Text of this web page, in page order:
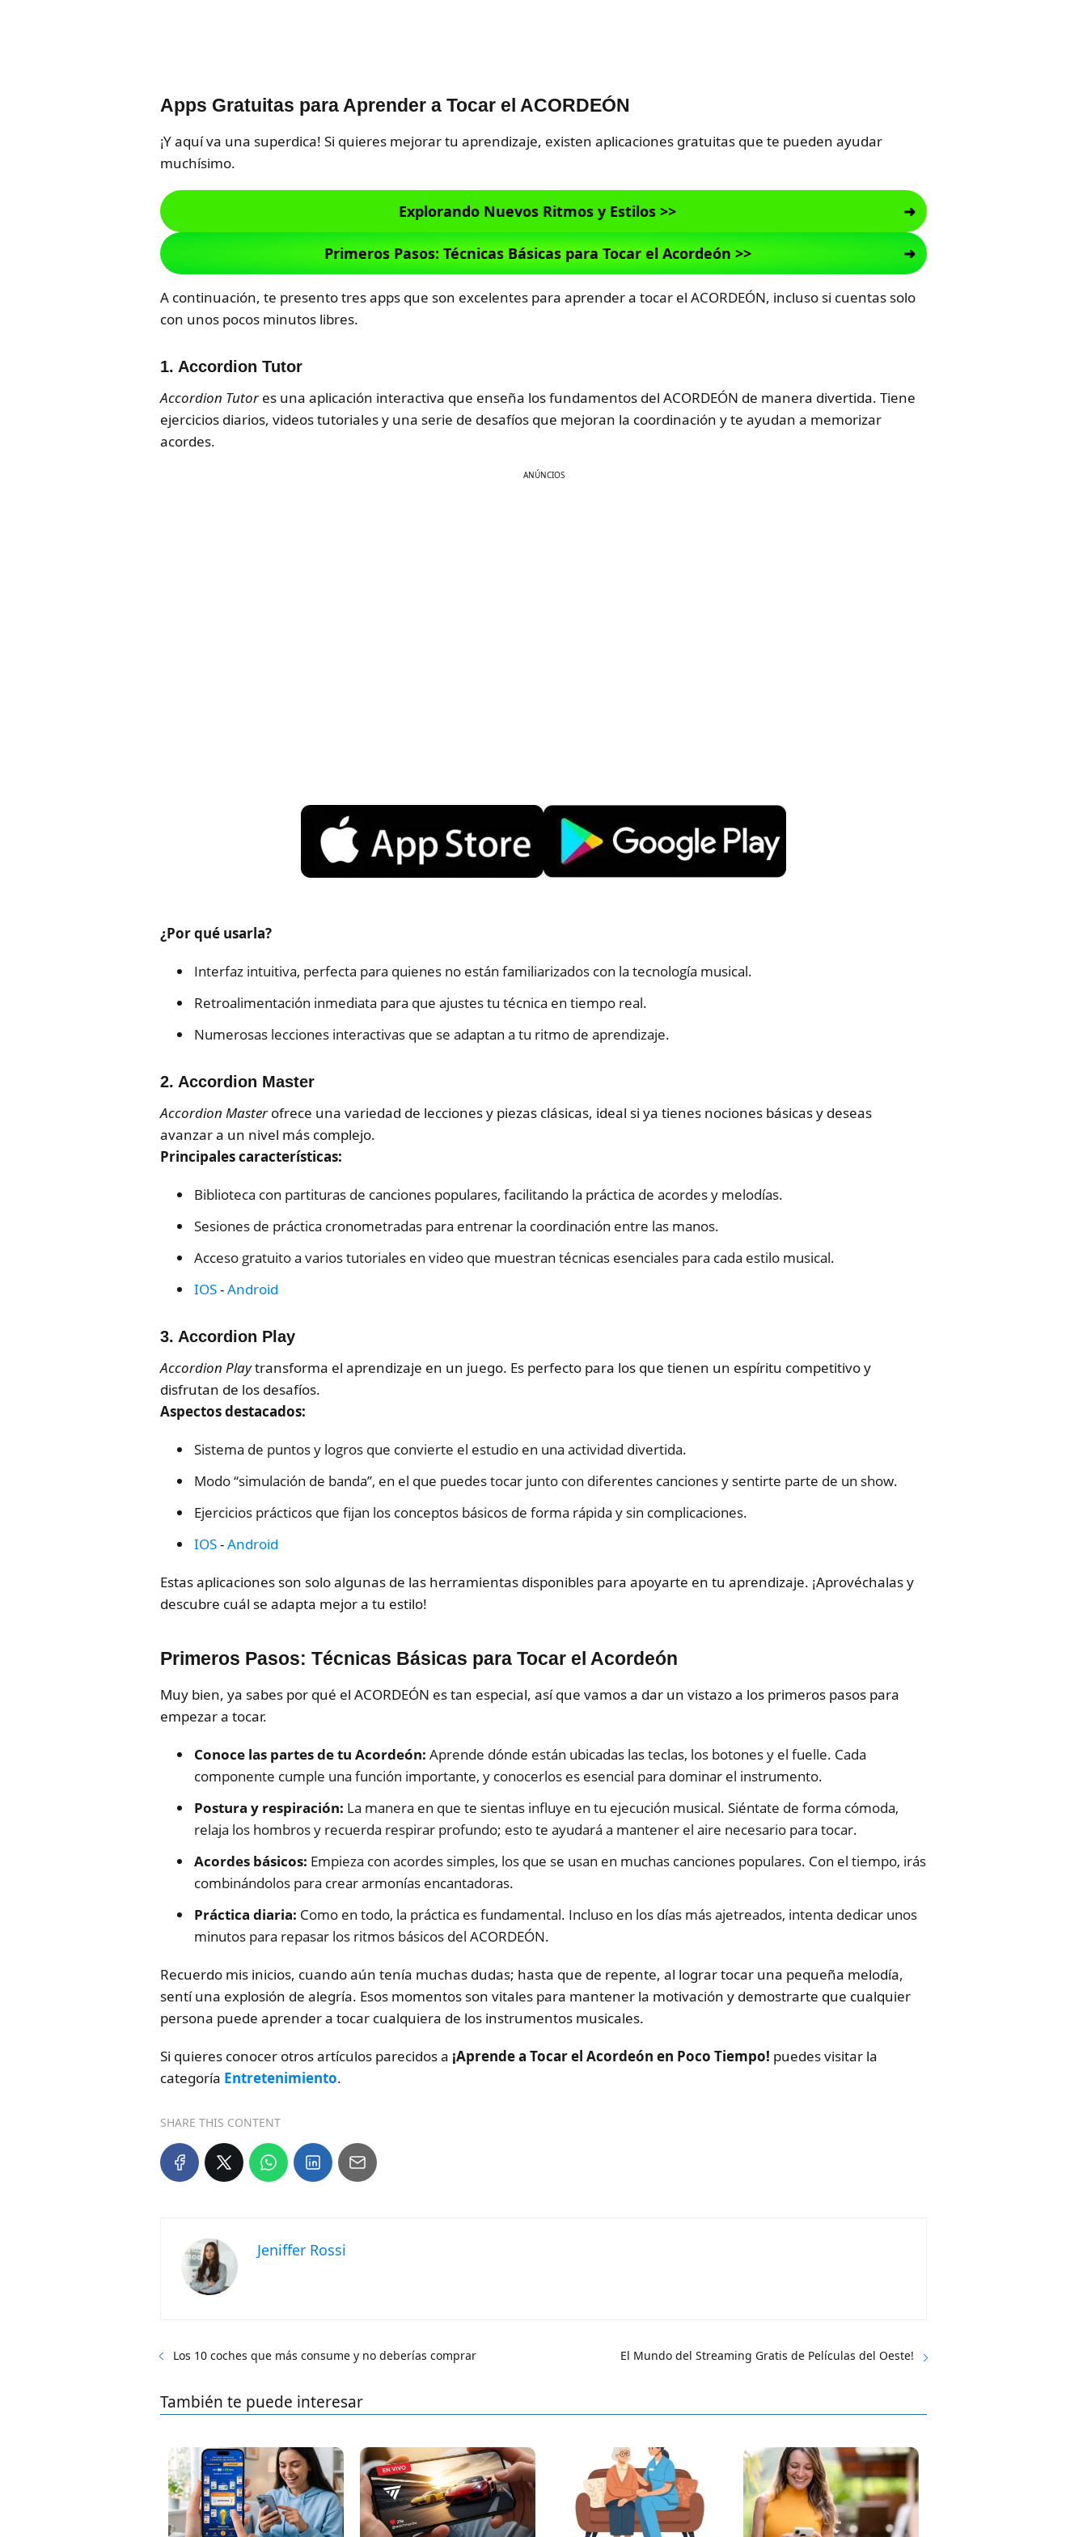
Apps Gratuitas para Aprender a Tocar el ACORDEÓN
¡Y aquí va una superdica! Si quieres mejorar tu aprendizaje, existen aplicaciones gratuitas que te pueden ayudar
muchísimo.
Explorando Nuevos Ritmos y Estilos >>
Primeros Pasos: Técnicas Básicas para Tocar el Acordeón >>
A continuación, te presento tres apps que son excelentes para aprender a tocar el ACORDEÓN, incluso si cuentas solo
con unos pocos minutos libres.
1. Accordion Tutor
Accordion Tutores una aplicación interactiva que enseña los fundamentos del ACORDEÓN de manera divertida. Tiene
ejercicios diarios, videos tutoriales y una serie de desafíos que mejoran la coordinación y te ayudan a memorizar
acordes.
ANÚNCIOS
¿Por qué usarla?
Interfaz intuitiva, perfecta para quienes no están familiarizados con la tecnología musical.
Retroalimentación inmediata para que ajustes tu técnica en tiempo real.
Numerosas lecciones interactivas que se adaptan a tu ritmo de aprendizaje.
2. Accordion Master
Accordion Masterofrece una variedad de lecciones y piezas clásicas, ideal si ya tienes nociones básicas y deseas
avanzar a un nivel más complejo.
Principales características:
Biblioteca con partituras de canciones populares, facilitando la práctica de acordes y melodías.
Sesiones de práctica cronometradas para entrenar la coordinación entre las manos.
Acceso gratuito a varios tutoriales en video que muestran técnicas esenciales para cada estilo musical.
IOS-Android
3. Accordion Play
Accordion Playtransforma el aprendizaje en un juego. Es perfecto para los que tienen un espíritu competitivo y
disfrutan de los desafíos.
Aspectos destacados:
Sistema de puntos y logros que convierte el estudio en una actividad divertida.
Modo “simulación de banda”, en el que puedes tocar junto con diferentes canciones y sentirte parte de un show.
Ejercicios prácticos que fijan los conceptos básicos de forma rápida y sin complicaciones.
IOS-Android
Estas aplicaciones son solo algunas de las herramientas disponibles para apoyarte en tu aprendizaje. ¡Aprovéchalas y
descubre cuál se adapta mejor a tu estilo!
Primeros Pasos: Técnicas Básicas para Tocar el Acordeón
Muy bien, ya sabes por qué el ACORDEÓN es tan especial, así que vamos a dar un vistazo a los primeros pasos para
empezar a tocar.
Conoce las partes de tu Acordeón: Aprende dónde están ubicadas las teclas, los botones y el fuelle. Cada
componente cumple una función importante, y conocerlos es esencial para dominar el instrumento.
Postura y respiración: La manera en que te sientas influye en tu ejecución musical. Siéntate de forma cómoda,
relaja los hombros y recuerda respirar profundo; esto te ayudará a mantener el aire necesario para tocar.
Acordes básicos: Empieza con acordes simples, los que se usan en muchas canciones populares. Con el tiempo, irás
combinándolos para crear armonías encantadoras.
Práctica diaria: Como en todo, la práctica es fundamental. Incluso en los días más ajetreados, intenta dedicar unos
minutos para repasar los ritmos básicos del ACORDEÓN.
Recuerdo mis inicios, cuando aún tenía muchas dudas; hasta que de repente, al lograr tocar una pequeña melodía,
sentí una explosión de alegría. Esos momentos son vitales para mantener la motivación y demostrarte que cualquier
persona puede aprender a tocar cualquiera de los instrumentos musicales.
Si quieres conocer otros artículos parecidos a ¡Aprende a Tocar el Acordeón en Poco Tiempo! puedes visitar la
categoría Entretenimiento.
SHARE THIS CONTENT
Jeniffer Rossi
Los 10 coches que más consume y no deberías comprar El Mundo del Streaming Gratis de Películas del Oeste!
También te puede interesar